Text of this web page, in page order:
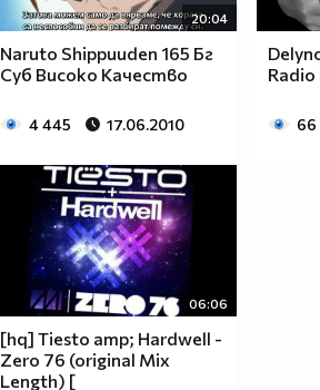
20:04
Naruto Shippuuden 165 Бг
Суб Високо Качество
4 445 17.06.2010 66
06:06
[hq] Tiesto amp; Hardwell -
Zero 76 (original Mix
Length) [